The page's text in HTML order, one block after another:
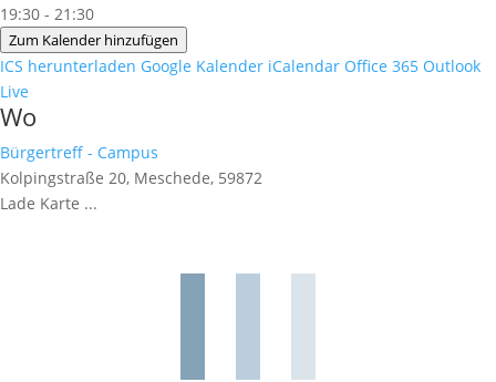
19:30 - 21:30
Zum Kalender hinzufügen
ICS herunterladen Google Kalender iCalendar Office 365 Outlook
Live
Wo
Bürgertreff - Campus
Kolpingstraße 20, Meschede, 59872
Lade Karte ...